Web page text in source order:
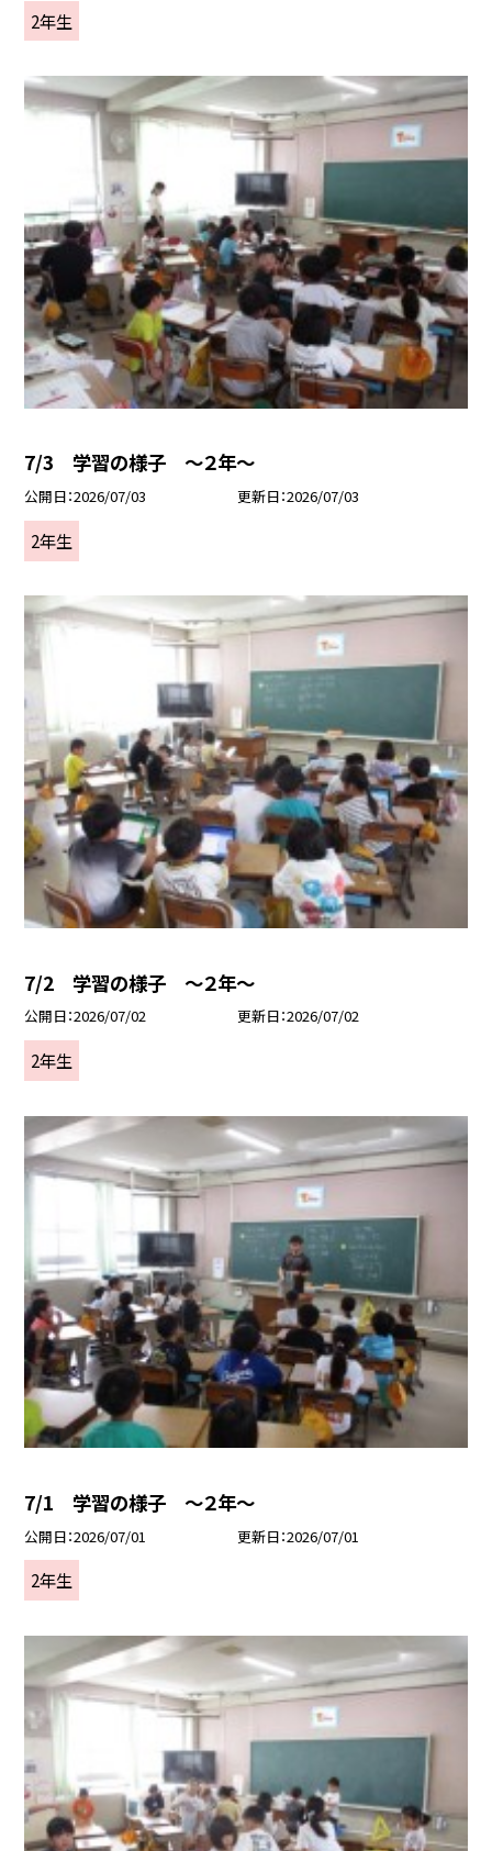
2年生
7/3 学習の様子 ～２年～
公開日 2026/07/03 更新日 2026/07/03
2年生
7/2 学習の様子 ～２年～
公開日 2026/07/02 更新日 2026/07/02
2年生
7/1 学習の様子 ～２年～
公開日 2026/07/01 更新日 2026/07/01
2年生